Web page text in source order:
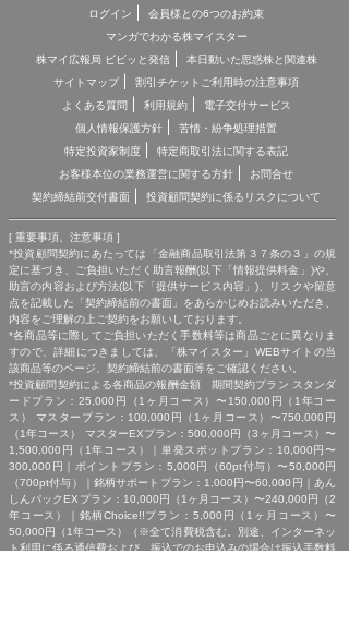
ログイン
会員様との6つのお約束
マンガでわかる株マイスター
株マイ広報局 ビビッと発信
本日動いた思惑株と関連株
サイトマップ
割引チケットご利用時の注意事項
よくある質問
利用規約
電子交付サービス
個人情報保護方針
苦情・紛争処理措置
特定投資家制度
特定商取引法に関する表記
お客様本位の業務運営に関する方針
お問合せ
契約締結前交付書面
投資顧問契約に係るリスクについて
[ 重要事項、注意事項 ]
*投資顧問契約にあたっては「金融商品取引法第３７条の３」の規
定に基づき、ご負担いただく助言報酬(以下「情報提供料金」)や、
助言の内容および方法(以下「提供サービス内容」)、リスクや留意
点を記載した「契約締結前の書面」をあらかじめお読みいただき、
内容をご理解の上ご契約をお願いしております。
*各商品等に際してご負担いただく手数料等は商品ごとに異なりま
すので、詳細につきましては、「株マイスター」WEBサイトの当
該商品等のページ、契約締結前の書面等をご確認ください。
*投資顧問契約による各商品の報酬金額 期間契約プラン スタンダ
ードプラン：25,000円（1ヶ月コース）〜150,000円（1年コー
ス） マスタープラン：100,000円（1ヶ月コース）〜750,000円
（1年コース） マスターEXプラン：500,000円（3ヶ月コース）〜
1,500,000円（1年コース）｜単発スポットプラン：10,000円〜
300,000円｜ポイントプラン：5,000円（60pt付与）〜50,000円
（700pt付与）｜銘柄サポートプラン：1,000円〜60,000円｜あん
しんパックEXプラン：10,000円（1ヶ月コース）〜240,000円（2
年コース）｜銘柄Choice!!プラン：5,000円（1ヶ月コース）〜
50,000円（1年コース）（※全て消費税含む。別途、インターネッ
ト利用に係る通信費および、振込でのお申込みの場合は振込手数料